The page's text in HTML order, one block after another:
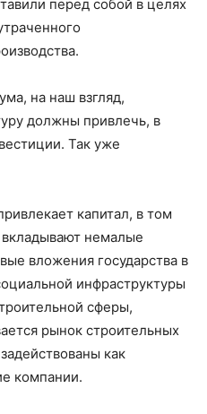
перед собой в целях
на наш взгляд,
должны привлечь, в
Так уже
капитал, в том
немалые
вложения государства в
инфраструктуры
сферы,
рынок строительных
как
компании.